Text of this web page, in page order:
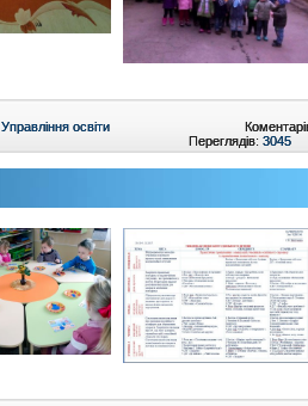
Управління освіти
Переглядів: 3045